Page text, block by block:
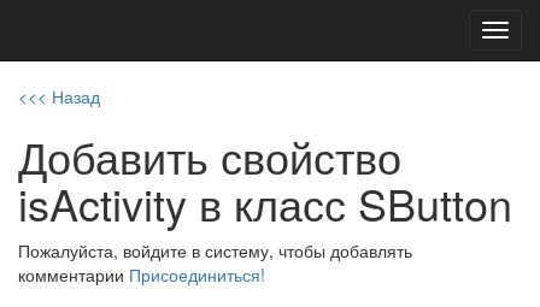
<<< Назад
Добавить свойство
isActivity в класс SButton
Пожалуйста, войдите в систему, чтобы добавлять
комментарии Присоединиться!